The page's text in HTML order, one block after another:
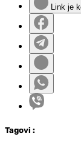
Link je
Tagovi :